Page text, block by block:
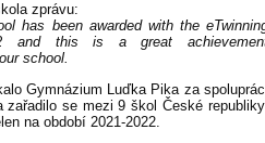
zprávu:
has been awarded with the
and this is a great
school.
Gymnázium Luďka Pika za
zařadilo se mezi 9 škol České
na období 2021-2022.